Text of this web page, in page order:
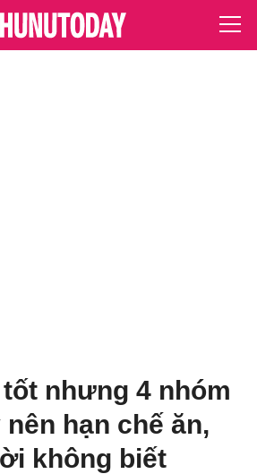
nhưng 4 nhóm
hạn chế ăn,
không biết